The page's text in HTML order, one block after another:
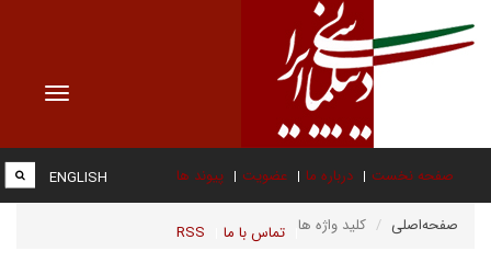
Toggle
صفحه نخست درباره ما عضویت پیوند ها
تماس با ما RSS
ENGLISH
صفحه‌اصلی کلید واژه ها